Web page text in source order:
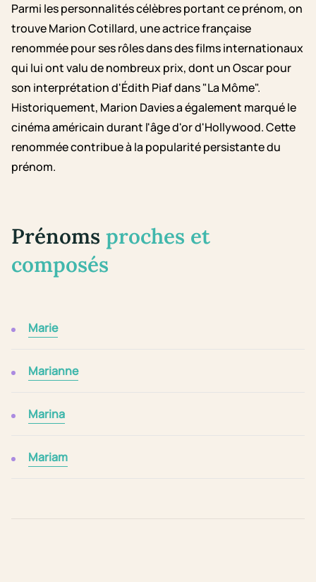
Parmi les personnalités célèbres portant ce prénom, on
trouve Marion Cotillard, une actrice française
renommée pour ses rôles dans des films internationaux
qui lui ont valu de nombreux prix, dont un Oscar pour
son interprétation d'Édith Piaf dans "La Môme".
Historiquement, Marion Davies a également marqué le
cinéma américain durant l'âge d'or d'Hollywood. Cette
renommée contribue à la popularité persistante du
prénom.
Prénoms proches et
composés
Marie
Marianne
Marina
Mariam